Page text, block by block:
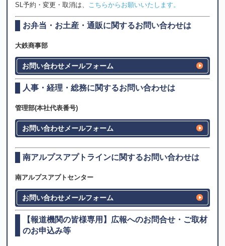
SL予約・変更・取消は、 こちらからお願いいたします。
お弁当・お土産・通販に関するお問い合わせは
大鉄商事部
お問い合わせメールフォーム
人事・経理・総務に関するお問い合わせは
管理部(本社代表番号)
お問い合わせメールフォーム
南アルプスアプトラインに関するお問い合わせは
南アルプスアプトセンター
お問い合わせメールフォーム
【報道機関の皆様専用】広報へのお問合せ・ご取材
のお申込み等